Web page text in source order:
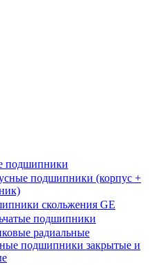
подшипники
подшипники (корпус +
скольжения GE
подшипники
радиальные
подшипники закрытые и